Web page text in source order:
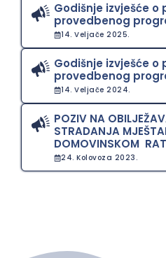
Godišnje izvješće o
provedbenog
14. Veljače 2025.
Godišnje izvješće o
provedbenog
14. Veljače 2024.
POZIV NA
STRADANJA
DOMOVINSKOM
24. Kolovoza 2023.